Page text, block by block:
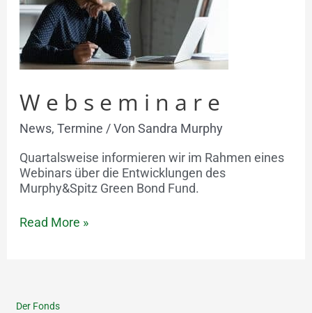
Webseminare
News, Termine / Von Sandra Murphy
Quartalsweise informieren wir im Rahmen eines
Webinars über die Entwicklungen des
Murphy&Spitz Green Bond Fund.
Read More »
Der Fonds